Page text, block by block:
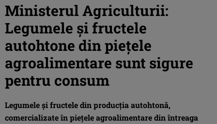
Ministerul Agriculturii:
Legumele şi fructele
autohtone din pieţele
agroalimentare sunt sigure
pentru consum
Legumele şi fructele din producţia autohtonă,
comercializate în pieţele agroalimentare din întreaga